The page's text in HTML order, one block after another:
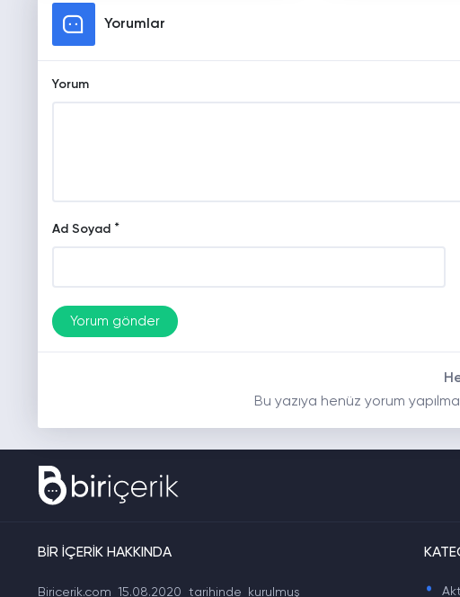
Yorumlar
Yorum
Ad Soyad *
Bu yazıya henüz yorum
BİR İÇERİK HAKKINDA
Biricerik.com 15.08.2020 tarihinde kurulmuş .